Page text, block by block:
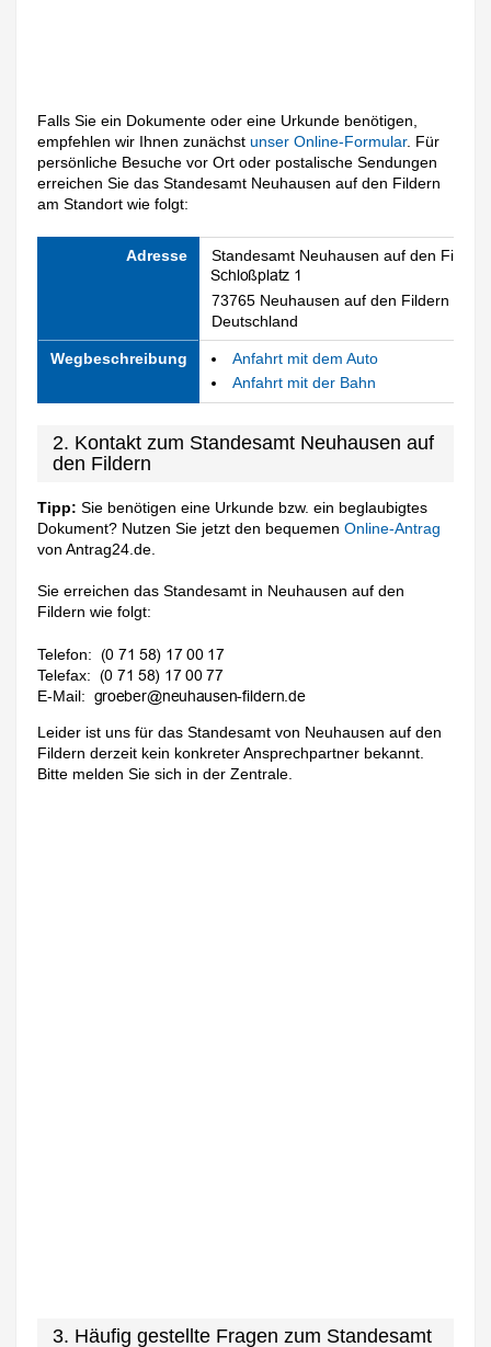
Falls Sie ein Dokumente oder eine Urkunde benötigen,
empfehlen wir Ihnen zunächstunser Online-Formular. Für
persönliche Besuche vor Ort oder postalische Sendungen
erreichen Sie das Standesamt Neuhausen auf den Fildern
am Standort wie folgt:
Adresse Standesamt Neuhausen auf den Fildern
73765 Neuhausen auf den Fildern
Deutschland
Wegbeschreibung
Anfahrt mit dem Auto
Anfahrt mit der Bahn
2. Kontakt zum Standesamt Neuhausen auf
den Fildern
Tipp: Sie benötigen eine Urkunde bzw. ein beglaubigtes
Dokument? Nutzen Sie jetzt den bequemenOnline-Antrag
von Antrag24.de.
Sie erreichen das Standesamt in Neuhausen auf den
Fildern wie folgt:
Telefon:
Telefax:
E-Mail:
Leider ist uns für das Standesamt von Neuhausen auf den
Fildern derzeit kein konkreter Ansprechpartner bekannt.
Bitte melden Sie sich in der Zentrale.
3. Häufig gestellte Fragen zum Standesamt